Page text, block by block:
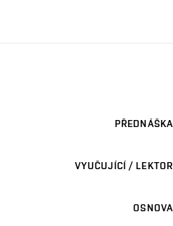
PŘEDNÁŠKA
VYUČUJÍCÍ / LEKTOR
OSNOVA